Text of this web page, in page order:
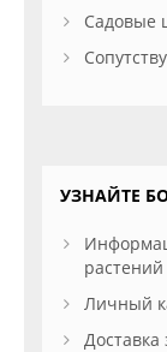
Садовые
УЗНАЙТЕ
растений
Личный
Доставка